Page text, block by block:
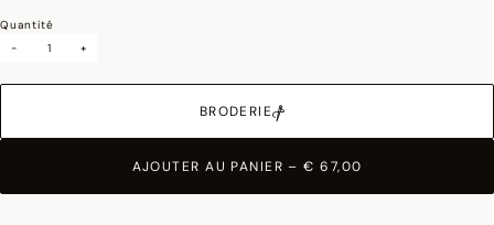
Quantité
-
+
BRODERIE
AJOUTER AU PANIER–€ 67,00